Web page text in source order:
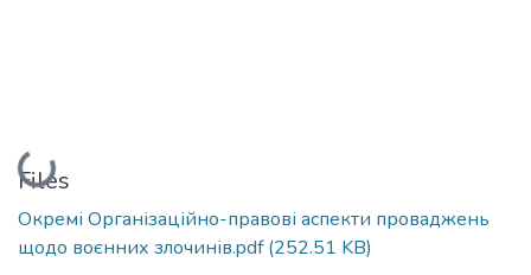
Loading...
Files
Окремі Організаційно-правові аспекти проваджень
щодо воєнних злочинів.pdf(252.51 KB)